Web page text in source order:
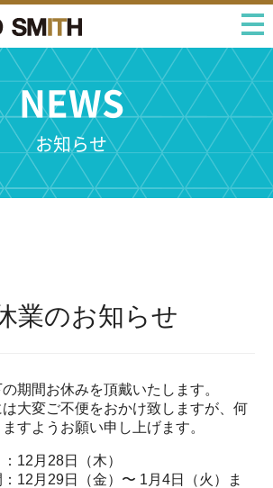
NEWS
お知らせ
業のお知らせ
期間お休みを頂戴いたします。
大変ご不便をおかけ致しますが、何
すようお願い申し上げます。
12月28日（木）
12月29日（金）〜 1月4日（火）ま